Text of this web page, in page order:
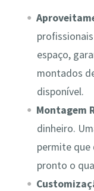
espaço,
montados
disponível.
Montagem
dinheiro.
permite que
pronto o